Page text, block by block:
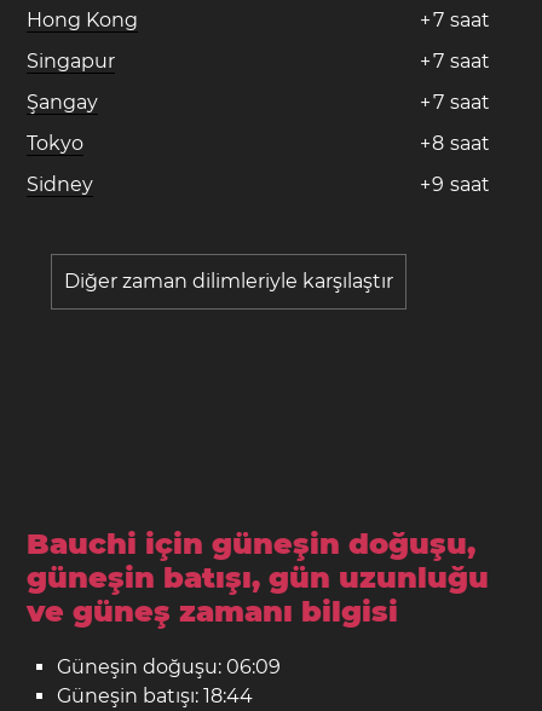
Hong Kong
+7 saat
Singapur
+7 saat
Şangay
+7 saat
Tokyo
+8 saat
Sidney
+9 saat
Diğer zaman dilimleriyle karşılaştır
Bauchi için güneşin doğuşu,
güneşin batışı, gün uzunluğu
ve güneş zamanı bilgisi
Güneşin doğuşu: 06:09
Güneşin batışı: 18:44